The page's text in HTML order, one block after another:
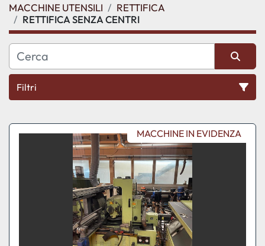
MACCHINE UTENSILI
RETTIFICA
RETTIFICA SENZA CENTRI
Filtri
Ordina per
MACCHINE IN EVIDENZA